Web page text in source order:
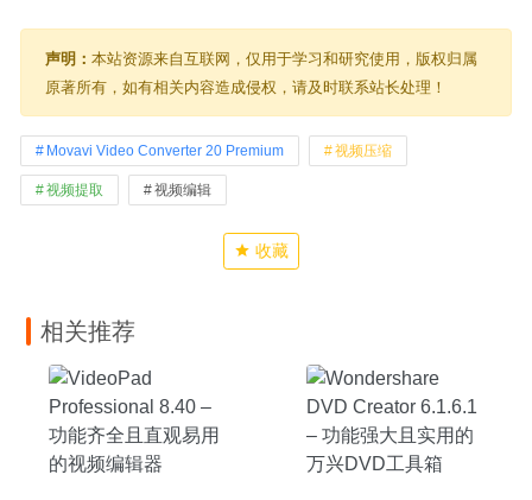
声明： 本站资源来自互联网，仅用于学习和研究使用，版权归属
原著所有，如有相关内容造成侵权，请及时联系站长处理！
Movavi Video Converter 20 Premium 视频压缩
视频提取 视频编辑
收藏
相关推荐